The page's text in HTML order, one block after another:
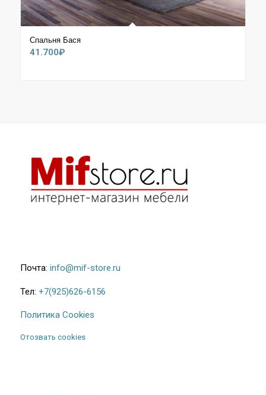
Спальня Бася
41.700₽
Почта: info@mif-store.ru
Тел: +7(925)626-6156
Политика Cookies
Отозвать cookies